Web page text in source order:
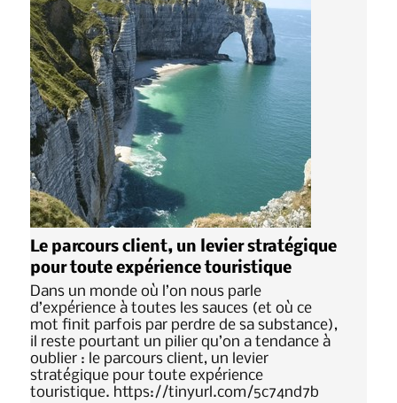
Le parcours client, un levier stratégique
pour toute expérience touristique
Dans un monde où l’on nous parle
d’expérience à toutes les sauces (et où ce
mot finit parfois par perdre de sa substance),
il reste pourtant un pilier qu’on a tendance à
oublier : le parcours client, un levier
stratégique pour toute expérience
touristique. https://tinyurl.com/5c74nd7b